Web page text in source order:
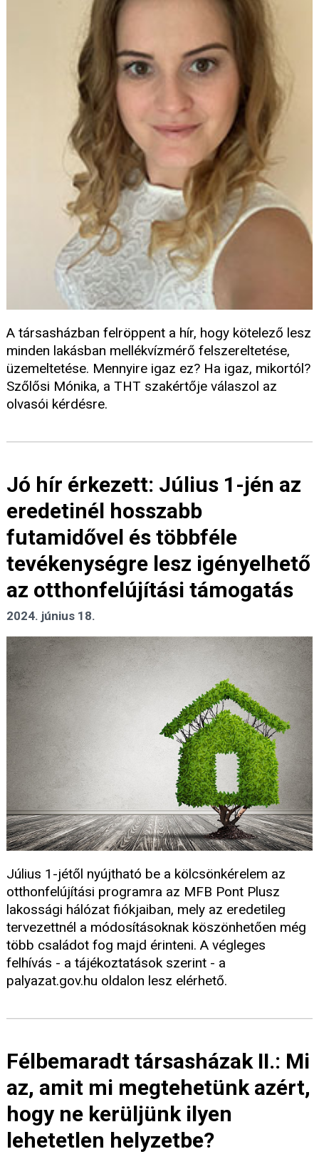
A társasházban felröppent a hír, hogy kötelező lesz
minden lakásban mellékvízmérő felszereltetése,
üzemeltetése. Mennyire igaz ez? Ha igaz, mikortól?
Szőlősi Mónika, a THT szakértője válaszol az
olvasói kérdésre.
Jó hír érkezett: Július 1-jén az
eredetinél hosszabb
futamidővel és többféle
tevékenységre lesz igényelhető
az otthonfelújítási támogatás
2024. június 18.
Július 1-jétől nyújtható be a kölcsönkérelem az
otthonfelújítási programra az MFB Pont Plusz
lakossági hálózat fiókjaiban, mely az eredetileg
tervezettnél a módosításoknak köszönhetően még
több családot fog majd érinteni. A végleges
felhívás - a tájékoztatások szerint - a
palyazat.gov.hu oldalon lesz elérhető.
Félbemaradt társasházak II.: Mi
az, amit mi megtehetünk azért,
hogy ne kerüljünk ilyen
lehetetlen helyzetbe?